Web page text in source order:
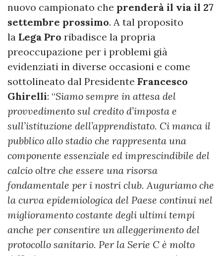
nuovo campionato che prenderà il via il 27
settembre prossimo. A tal proposito
la Lega Pro ribadisce la propria
preoccupazione per i problemi già
evidenziati in diverse occasioni e come
sottolineato dal Presidente Francesco
Ghirelli: “Siamo sempre in attesa del
provvedimento sul credito d’imposta e
sull’istituzione dell’apprendistato. Ci manca il
pubblico allo stadio che rappresenta una
componente essenziale ed imprescindibile del
calcio oltre che essere una risorsa
fondamentale per i nostri club. Auguriamo che
la curva epidemiologica del Paese continui nel
miglioramento costante degli ultimi tempi
anche per consentire un alleggerimento del
protocollo sanitario. Per la Serie C è molto